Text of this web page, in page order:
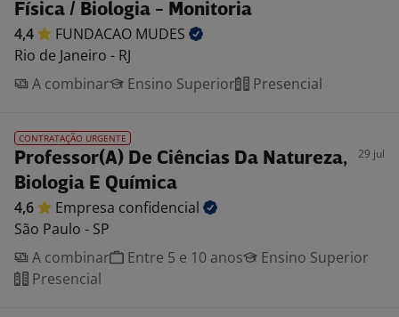
Física / Biologia - Monitoria
4,4 FUNDACAO MUDES
Rio de Janeiro - RJ
A combinar
Ensino Superior Presencial
CONTRATAÇÃO URGENTE
Professor(A) De Ciências Da Natureza,
Biologia E Química
29 jul
4,6 Empresa confidencial
São Paulo - SP
A combinar
Entre 5 e 10 anos
Ensino Superior
Presencial